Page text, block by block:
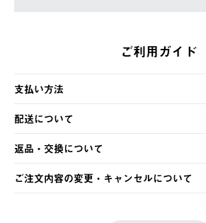
ご利用ガイド
支払い方法
以下のいずれかの方法でお支払いいただけ
・クレジットカード決済
・コンビニ決済
・Pay-easy決済
配送について
【発送スケジュール】
ご注文・ご入金完了より2営業日以内に商
土日祝の発送はございませんので、木曜日
の発送となる場合がございます。
返品・交換について
※お客様都合の場合
ご注文内容の変更・キャンセルについて